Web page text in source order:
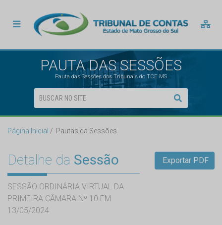
PAUTA DAS SESSÕES
Pauta das Sessões dos Tribunais do TCE MS
Página Inicial Pautas da Sessões
Detalhe da Sessão
SESSÃO ORDINÁRIA VIRTUAL DA
PRIMEIRA CÂMARA Nº 10 EM
13/05/2024
Exportar PDF